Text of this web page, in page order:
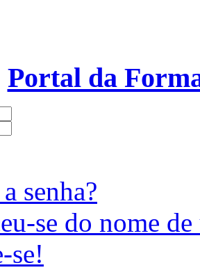
Portal da
senha?
se do nome
se!